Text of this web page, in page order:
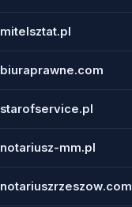
mitelsztat.pl
biuraprawne.com
starofservice.pl
notariusz-mm.pl
notariuszrzeszow.com